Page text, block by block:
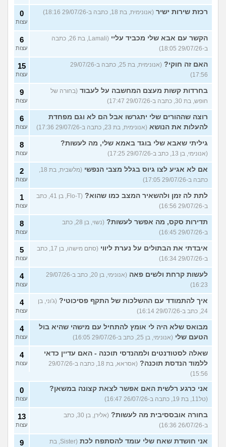
רכזת שירות ישיר (אנונימית, בת 18, כתבה ב-29/07/26 18:16) 0
עצות
הקשר עם אבא שלי מכביד עליי
(Lamali, בת 26, כתבה
ב-29/07/26 18:05)
6
עצות
האם זה חוקי?
(אנונימית, בת 25, כתבה ב-29/07/26
17:56)
15
עצות
בחרדות קשות מעצם המחשבה על לעבוד (בחורה של
חופש, בת 30, כתבה ב-29/07/26 17:47)
9
עצות
רוצה שההורים שלי יתגרשו אבל הם לא וגם מפחדת
להעלות את הנושא (אנונימית, בת 23, כתבה ב-29/07/26 17:36)
6
עצות
גיליתי שאבא שלי בוגד באמא שלי, מה לעשות?
(אנונימי, בן 13, כתב ב-29/07/26 17:25)
8
עצות
אם לא אגיע לצו גיוס בגלל מצבי הנפשי
(מלשבית, בת 18,
כתבה ב-29/07/26 17:05)
2
עצות
לתת לה זמן ולהשאיר המצב כמו שהוא?
(Flo-T, בן 41, כתב
ב-29/07/26 16:56)
1
עצות
תדירות סקס, מה אפשר לעשות?
(נשוי, בן 28, כתב
ב-29/07/26 16:45)
8
עצות
איבדתי את הבתולים על נערת ליווי
(סתם מישהו, בן 17, כתב
ב-29/07/26 16:34)
5
עצות
לעשות קרחת ולשים פאה
(אנונימי, בן 20, כתב ב-29/07/26
16:23)
4
עצות
איך להתמודד עם ההשלכות של התקף פסיכוטי? (ג'וני, בן
24, כתב ב-29/07/26 16:14)
4
עצות
מבואס שלא היה לי אומץ להתחיל עם מישהי שהיא בול
הטעם שלי (אנונימי, בן 25, כתב ב-29/07/26 16:05)
4
עצות
שאלה לסטודנטים ולמהנדסי תוכנה - האם עדיין כדאי
ללמוד הנדסת תוכנה?
(אסראא, בת 18, כתבה ב-29/07/26
15:56)
4
עצות
אני כרגע רלשית האם אפשר לצאת קצונה במשאן?
(טל11, בת 19, כתבה ב-26/07/26 16:47)
0
עצות
בחורה אובססיבית מה לעשות?
(אלירן, בן 30, כתב
ב-26/07/26 16:36)
13
עצות
אני חושדת שאח שלי עומד להסתפח לכת (Sister, בת 9